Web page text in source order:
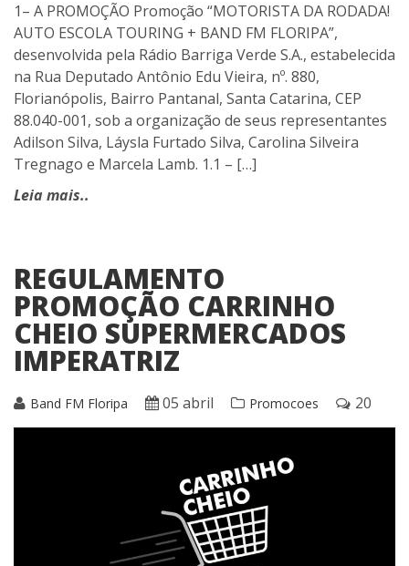
1– A PROMOÇÃO Promoção “MOTORISTA DA RODADA!
AUTO ESCOLA TOURING + BAND FM FLORIPA”,
desenvolvida pela Rádio Barriga Verde S.A., estabelecida
na Rua Deputado Antônio Edu Vieira, nº. 880,
Florianópolis, Bairro Pantanal, Santa Catarina, CEP
88.040-001, sob a organização de seus representantes
Adilson Silva, Láysla Furtado Silva, Carolina Silveira
Tregnago e Marcela Lamb. 1.1 – […]
Leia mais..
REGULAMENTO
PROMOÇÃO CARRINHO
CHEIO SUPERMERCADOS
IMPERATRIZ
Band FM Floripa 05 abril Promocoes 20